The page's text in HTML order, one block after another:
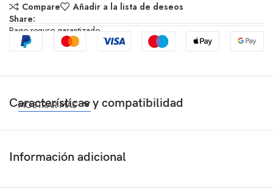
Compare
Añadir a la lista de deseos
Share:
Pago seguro garantizado
Características y compatibilidad
MOSTRAR MÁS
Información adicional